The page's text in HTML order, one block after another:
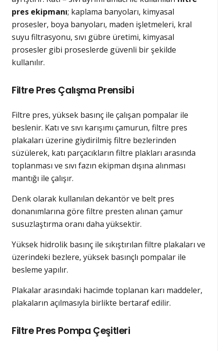
pres ekipmanı; kaplama banyoları, kimyasal
prosesler, boya banyoları, maden işletmeleri, kral
suyu filtrasyonu, sıvı gübre üretimi, kimyasal
prosesler gibi proseslerde güvenli bir şekilde
kullanılır.
Filtre Pres Çalışma Prensibi
Filtre pres, yüksek basınç ile çalışan pompalar ile
beslenir. Katı ve sıvı karışımı çamurun, filtre pres
plakaları üzerine giydirilmiş filtre bezlerinden
süzülerek, katı parçacıkların filtre plakları arasında
toplanması ve sıvı fazın ekipman dışına alınması
mantığı ile çalışır.
Denk olarak kullanılan dekantör ve belt pres
donanımlarına göre filtre presten alınan çamur
susuzlaştırma oranı daha yüksektir.
Yüksek hidrolik basınç ile sıkıştırılan filtre plakaları ve
üzerindeki bezlere, yüksek basınçlı pompalar ile
besleme yapılır.
Plakalar arasındaki hacimde toplanan karı maddeler,
plakaların açılmasıyla birlikte bertaraf edilir.
Filtre Pres Pompa Çeşitleri